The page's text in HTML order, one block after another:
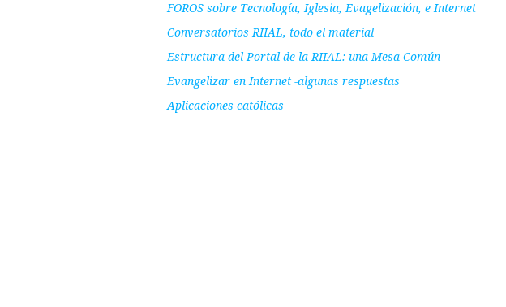
FOROS sobre Tecnología, Iglesia, Evagelización, e Internet
Conversatorios RIIAL, todo el material
Estructura del Portal de la RIIAL: una Mesa Común
Evangelizar en Internet -algunas respuestas
Aplicaciones católicas